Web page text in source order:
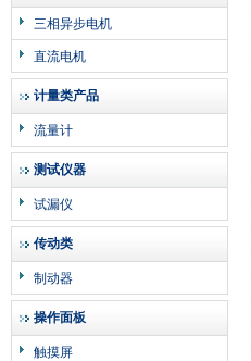
三相异步电机
直流电机
计量类产品
流量计
测试仪器
试漏仪
传动类
制动器
操作面板
触摸屏